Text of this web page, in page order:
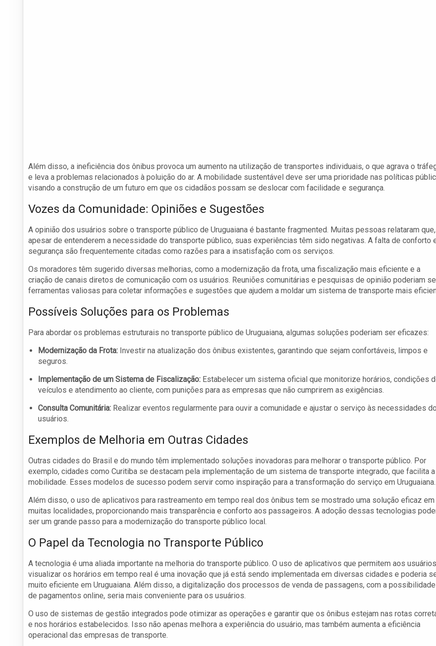
Além disso, a ineficiência dos ônibus provoca um aumento na utilização de transportes individuais, o que agrava o
e leva a problemas relacionados à poluição do ar. A mobilidade sustentável deve ser uma prioridade nas políticas
visando a construção de um futuro em que os cidadãos possam se deslocar com facilidade e segurança.
Vozes da Comunidade: Opiniões e Sugestões
A opinião dos usuários sobre o transporte público de Uruguaiana é bastante fragmented. Muitas pessoas relataram que,
apesar de entenderem a necessidade do transporte público, suas experiências têm sido negativas. A falta de conforto
segurança são frequentemente citadas como razões para a insatisfação com os serviços.
Os moradores têm sugerido diversas melhorias, como a modernização da frota, uma fiscalização mais eficiente e a
criação de canais diretos de comunicação com os usuários. Reuniões comunitárias e pesquisas de opinião poderiam
ferramentas valiosas para coletar informações e sugestões que ajudem a moldar um sistema de transporte mais
Possíveis Soluções para os Problemas
Para abordar os problemas estruturais no transporte público de Uruguaiana, algumas soluções poderiam ser eficazes:
Modernização da Frota: Investir na atualização dos ônibus existentes, garantindo que sejam confortáveis, limpos e
seguros.
Implementação de um Sistema de Fiscalização: Estabelecer um sistema oficial que monitorize horários, condições
veículos e atendimento ao cliente, com punições para as empresas que não cumprirem as exigências.
Consulta Comunitária: Realizar eventos regularmente para ouvir a comunidade e ajustar o serviço às necessidades
usuários.
Exemplos de Melhoria em Outras Cidades
Outras cidades do Brasil e do mundo têm implementado soluções inovadoras para melhorar o transporte público. Por
exemplo, cidades como Curitiba se destacam pela implementação de um sistema de transporte integrado, que facilita a
mobilidade. Esses modelos de sucesso podem servir como inspiração para a transformação do serviço em Uruguaiana.
Além disso, o uso de aplicativos para rastreamento em tempo real dos ônibus tem se mostrado uma solução eficaz em
muitas localidades, proporcionando mais transparência e conforto aos passageiros. A adoção dessas tecnologias
ser um grande passo para a modernização do transporte público local.
O Papel da Tecnologia no Transporte Público
A tecnologia é uma aliada importante na melhoria do transporte público. O uso de aplicativos que permitem aos usuários
visualizar os horários em tempo real é uma inovação que já está sendo implementada em diversas cidades e poderia
muito eficiente em Uruguaiana. Além disso, a digitalização dos processos de venda de passagens, com a possibilidade
de pagamentos online, seria mais conveniente para os usuários.
O uso de sistemas de gestão integrados pode otimizar as operações e garantir que os ônibus estejam nas rotas
e nos horários estabelecidos. Isso não apenas melhora a experiência do usuário, mas também aumenta a eficiência
operacional das empresas de transporte.